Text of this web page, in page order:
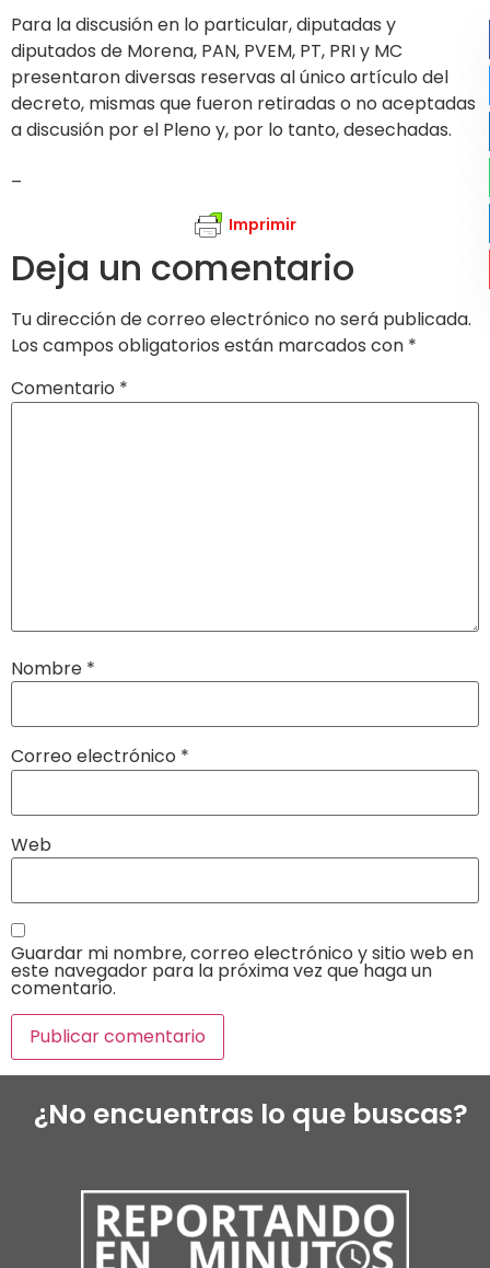
Para la discusión en lo particular, diputadas y
diputados de Morena, PAN, PVEM, PT, PRI y MC
presentaron diversas reservas al único artículo del
decreto, mismas que fueron retiradas o no aceptadas
a discusión por el Pleno y, por lo tanto, desechadas.
–
Imprimir
Deja un comentario
Tu dirección de correo electrónico no será publicada.
Los campos obligatorios están marcados con *
Comentario *
Nombre *
Correo electrónico *
Web
Guardar mi nombre, correo electrónico y sitio web en
este navegador para la próxima vez que haga un
comentario.
¿No encuentras lo que buscas?